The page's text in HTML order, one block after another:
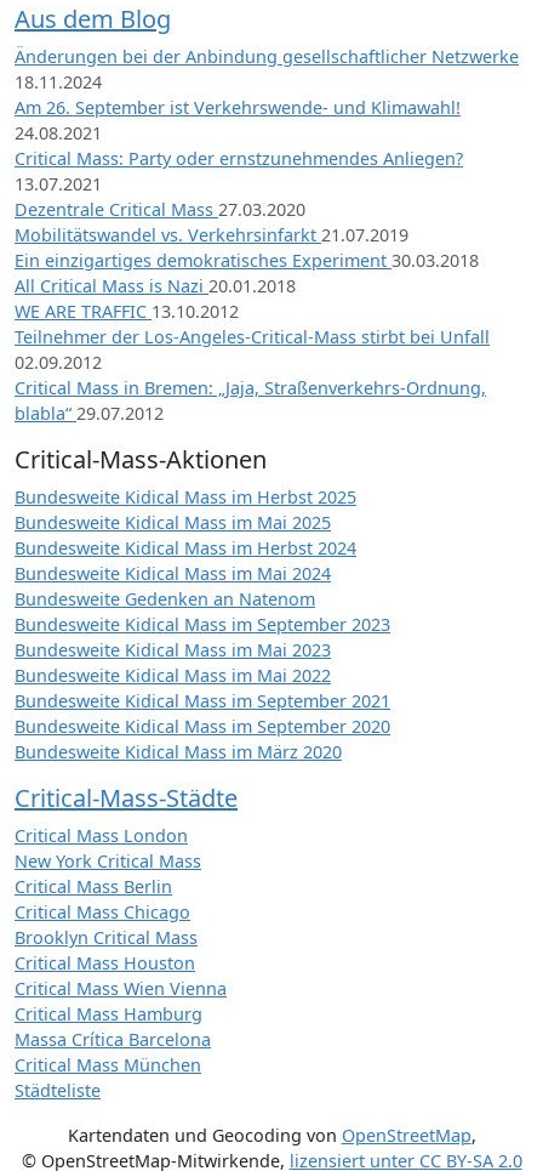
Aus dem Blog
Änderungen bei der Anbindung gesellschaftlicher Netzwerke
18.11.2024
Am 26. September ist Verkehrswende- und Klimawahl!
24.08.2021
Critical Mass: Party oder ernstzunehmendes Anliegen?
13.07.2021
Dezentrale Critical Mass 27.03.2020
Mobilitätswandel vs. Verkehrsinfarkt 21.07.2019
Ein einzigartiges demokratisches Experiment 30.03.2018
All Critical Mass is Nazi 20.01.2018
WE ARE TRAFFIC 13.10.2012
Teilnehmer der Los-Angeles-Critical-Mass stirbt bei Unfall
02.09.2012
Critical Mass in Bremen: „Jaja, Straßenverkehrs-Ordnung,
blabla“ 29.07.2012
Critical-Mass-Aktionen
Bundesweite Kidical Mass im Herbst 2025
Bundesweite Kidical Mass im Mai 2025
Bundesweite Kidical Mass im Herbst 2024
Bundesweite Kidical Mass im Mai 2024
Bundesweite Gedenken an Natenom
Bundesweite Kidical Mass im September 2023
Bundesweite Kidical Mass im Mai 2023
Bundesweite Kidical Mass im Mai 2022
Bundesweite Kidical Mass im September 2021
Bundesweite Kidical Mass im September 2020
Bundesweite Kidical Mass im März 2020
Critical-Mass-Städte
Critical Mass London
New York Critical Mass
Critical Mass Berlin
Critical Mass Chicago
Brooklyn Critical Mass
Critical Mass Houston
Critical Mass Wien Vienna
Critical Mass Hamburg
Massa Crítica Barcelona
Critical Mass München
Städteliste
Kartendaten und Geocoding von OpenStreetMap,
© OpenStreetMap-Mitwirkende, lizensiert unter CC BY-SA 2.0